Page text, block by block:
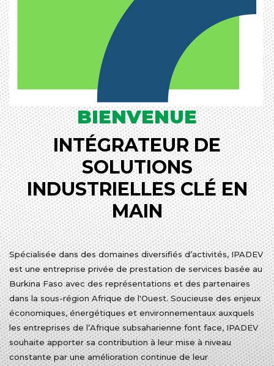
BIENVENUE
INTÉGRATEUR DE
SOLUTIONS
INDUSTRIELLES CLÉ EN
MAIN
Spécialisée dans des domaines diversifiés d’activités, IPADEV
est une entreprise privée de prestation de services basée au
Burkina Faso avec des représentations et des partenaires
dans la sous-région Afrique de l'Ouest. Soucieuse des enjeux
économiques, énergétiques et environnementaux auxquels
les entreprises de l’Afrique subsaharienne font face, IPADEV
souhaite apporter sa contribution à leur mise à niveau
constante par une amélioration continue de leur